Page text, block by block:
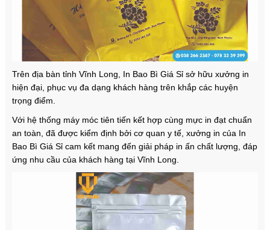
Trên địa bàn tỉnh Vĩnh Long, In Bao Bì Giá Sỉ sở hữu xưởng in
hiện đại, phục vụ đa dạng khách hàng trên khắp các huyện
trọng điểm.
Với hệ thống máy móc tiên tiến kết hợp cùng mực in đạt chuẩn
an toàn, đã được kiểm định bởi cơ quan y tế, xưởng in của In
Bao Bì Giá Sỉ cam kết mang đến giải pháp in ấn chất lượng, đáp
ứng nhu cầu của khách hàng tại Vĩnh Long.